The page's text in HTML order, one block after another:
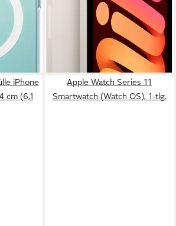
UVP679,00 €
mtl. in 48 Raten
lieferbar - in 1-2 Werktagen bei dir
iPhone
cm (6,1
Apple Watch Series 11
Smartwatch (Watch OS), 1-tlg.